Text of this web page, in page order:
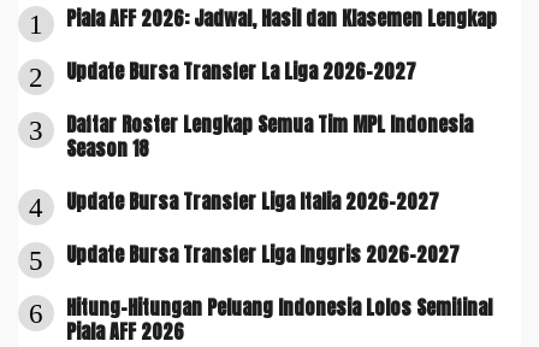
1 Piala AFF 2026: Jadwal, Hasil dan Klasemen Lengkap
2 Update Bursa Transfer La Liga 2026-2027
3
Daftar Roster Lengkap Semua Tim MPL Indonesia
Season 18
4 Update Bursa Transfer Liga Italia 2026-2027
5 Update Bursa Transfer Liga Inggris 2026-2027
6
Hitung-Hitungan Peluang Indonesia Lolos Semifinal
Piala AFF 2026